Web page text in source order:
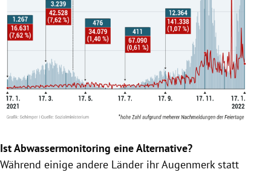
Ist Abwassermonitoring eine Alternative?
Während einige andere Länder ihr Augenmerk statt